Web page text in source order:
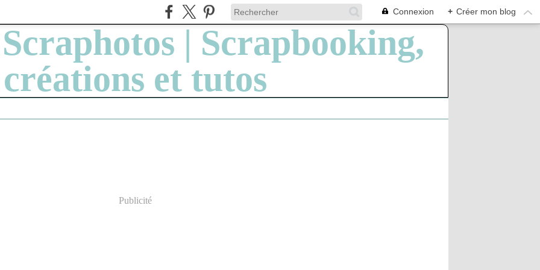
Connexion + Créer mon blog
Publicité